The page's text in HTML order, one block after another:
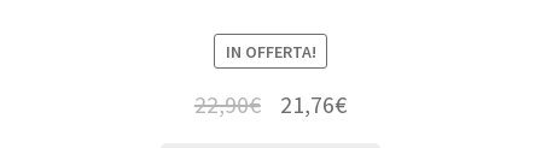
IN OFFERTA!
22,90€ 21,76€